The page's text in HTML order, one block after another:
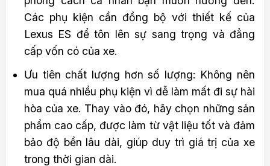
Các phụ kiện cần đồng bộ với thiết kế của
Lexus ES để tôn lên sự sang trọng và đẳng
cấp vốn có của xe.
Ưu tiên chất lượng hơn số lượng: Không nên
mua quá nhiều phụ kiện vì dễ làm mất đi sự hài
hòa của xe. Thay vào đó, hãy chọn những sản
phẩm cao cấp, được làm từ vật liệu tốt và đảm
bảo độ bền lâu dài, giúp duy trì giá trị của xe
trong thời gian dài.